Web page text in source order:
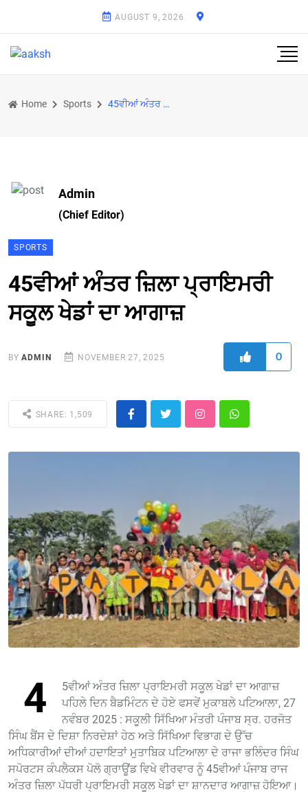
AUGUST 9, 2026
Home Sports 45ਵੀਆਂ ਅੰਤਰ ਜ਼ਿਲਾ ਪ੍ਰਾਇਮਰੀ ਸਕੂਲ ਖੇਡਾਂ ਦਾ ਆਗਾਜ਼
Admin
(Chief Editor)
SPORTS
45ਵੀਆਂ ਅੰਤਰ ਜ਼ਿਲਾ ਪ੍ਰਾਇਮਰੀ
ਸਕੂਲ ਖੇਡਾਂ ਦਾ ਆਗਾਜ਼
BYADMIN NOVEMBER 27, 2025 0
SHARE: 1,509
4
5ਵੀਆਂ ਅੰਤਰ ਜ਼ਿਲਾ ਪ੍ਰਾਇਮਰੀ ਸਕੂਲ ਖੇਡਾਂ ਦਾ ਆਗਾਜ਼
ਪਹਿਲੇ ਦਿਨ ਬੈਡਮਿੰਟਨ ਦੇ ਹੋਏ ਫਸਵੇਂ ਮੁਕਾਬਲੇ ਪਟਿਆਲਾ, 27
ਨਵੰਬਰ 2025 : ਸਕੂਲੀ ਸਿੱਖਿਆ ਮੰਤਰੀ ਪੰਜਾਬ ਸ੍ਰ. ਹਰਜੋਤ
ਸਿੰਘ ਬੈਂਸ ਦੇ ਦਿਸ਼ਾ ਨਿਰਦੇਸ਼ਾਂ ਹੇਠ ਅਤੇ ਸਿੱਖਿਆ ਵਿਭਾਗ ਦੇ ਉੱਚ
ਅਧਿਕਾਰੀਆਂ ਦੀਆਂ ਹਦਾਇਤਾਂ ਮੁਤਾਬਿਕ ਪਟਿਆਲਾ ਦੇ ਰਾਜਾ ਭਲਿੰਦਰ ਸਿੰਘ
ਸਪੋਰਟਸ ਕੰਪਲੈਕਸ ਪੋਲੋ ਗ੍ਰਾਊਂਡ ਵਿਖੇ ਵੀਰਵਾਰ ਨੂੰ 45ਵੀਆਂ ਪੰਜਾਬ ਰਾਜ
ਅੰਤਰ ਜ਼ਿਲਾ ਪੱਧਰੀ ਪ੍ਰਾਇਮਰੀ ਸਕੂਲ ਖੇਡਾਂ ਦਾ ਸ਼ਾਨਦਾਰ ਆਗਾਜ਼ ਹੋਇਆ।